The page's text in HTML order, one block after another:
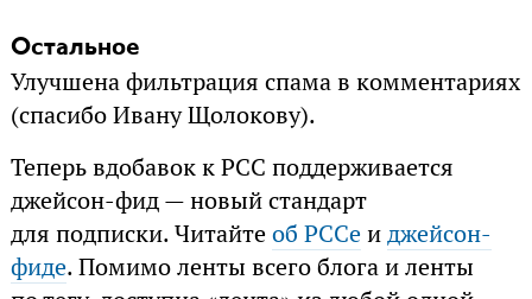
Остальное
Улучшена фильтрация спама в комментариях
(спасибо Ивану Щолокову).
Теперь вдобавок к РСС поддерживается
джейсон-фид — новый стандарт
для подписки. Читайтеоб РССеиджейсон-
фиде. Помимо ленты всего блога и ленты